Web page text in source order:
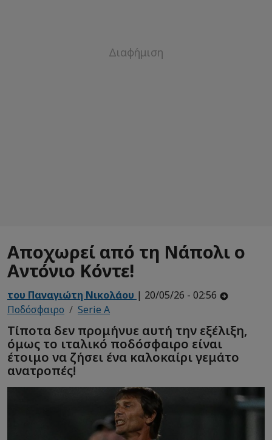
Αποχωρεί από τη Νάπολι ο
Αντόνιο Κόντε!
του Παναγιώτη Νικολάου | 20/05/26 - 02:56
Ποδόσφαιρο
Serie A
Τίποτα δεν προμήνυε αυτή την εξέλιξη,
όμως το ιταλικό ποδόσφαιρο είναι
έτοιμο να ζήσει ένα καλοκαίρι γεμάτο
ανατροπές!